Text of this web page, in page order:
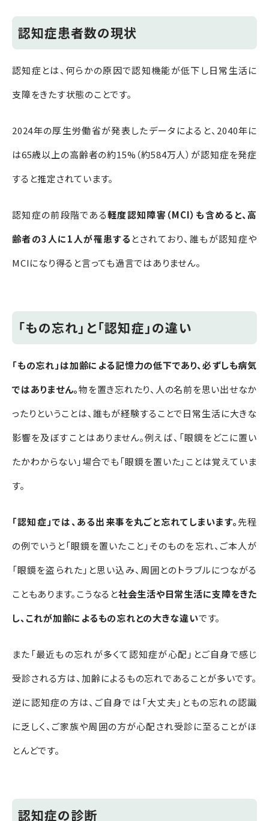
認知症患者数の現状
認知症とは、何らかの原因で認知機能が低下し日常生活に
支障をきたす状態のことです。
2024年の厚生労働省が発表したデータによると、2040年に
は65歳以上の高齢者の約15%（約584万人）が認知症を発症
すると推定されています。
認知症の前段階である軽度認知障害（MCI）も含めると、高
齢者の3人に1人が罹患する とされており、誰もが認知症や
MCIになり得ると言っても過言ではありません。
「もの忘れ」と「認知症」の違い
「もの忘れ」は加齢による記憶力の低下であり、必ずしも病気
ではありません。物を置き忘れたり、人の名前を思い出せなか
ったりということは、誰もが経験することで日常生活に大きな
影響を及ぼすことはありません。例えば、「眼鏡をどこに置い
たかわからない」場合でも「眼鏡を置いた」ことは覚えていま
す。
「認知症」では、ある出来事を丸ごと忘れてしまいます。先程
の例でいうと「眼鏡を置いたこと」そのものを忘れ、ご本人が
「眼鏡を盗られた」と思い込み、周囲とのトラブルにつながる
こともあります。こうなると社会生活や日常生活に支障をきた
し、これが加齢によるもの忘れとの大きな違いです。
また「最近もの忘れが多くて認知症が心配」とご自身で感じ
受診される方は、加齢によるもの忘れであることが多いです。
逆に認知症の方は、ご自身では「大丈夫」ともの忘れの認識
に乏しく、ご家族や周囲の方が心配され受診に至ることがほ
とんどです。
認知症の診断